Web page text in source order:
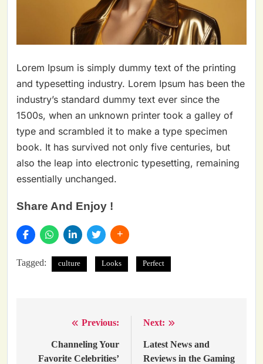
Lorem Ipsum is simply dummy text of the printing
and typesetting industry. Lorem Ipsum has been the
industry’s standard dummy text ever since the
1500s, when an unknown printer took a galley of
type and scrambled it to make a type specimen
book. It has survived not only five centuries, but
also the leap into electronic typesetting, remaining
essentially unchanged.
Share And Enjoy !
Tagged: culture Looks Perfect
navigation
Previous:
Channeling Your
Favorite Celebrities’
Next:
Latest News and
Reviews in the Gaming